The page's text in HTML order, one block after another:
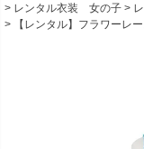
発表会・コンク
02 サイズの選び方
測り方と目安
レンタル衣装 女の子
【レンタル】フラワーレ